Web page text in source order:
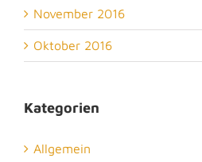
November 2016
Oktober 2016
Kategorien
Allgemein